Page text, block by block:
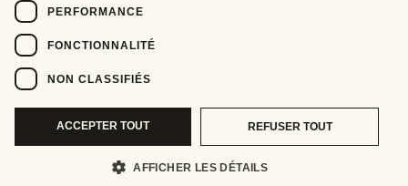
PERFORMANCE
FONCTIONNALITÉ
NON CLASSIFIÉS
ACCEPTER TOUT REFUSER TOUT
AFFICHER LES DÉTAILS